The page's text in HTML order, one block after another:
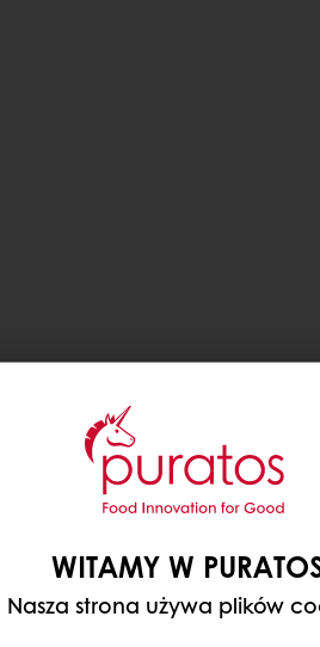
WITAMY W
Nasza strona używa plików